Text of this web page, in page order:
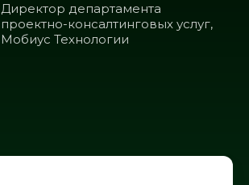
Директор департамента
проектно-консалтинговых услуг,
Мобиус Технологии